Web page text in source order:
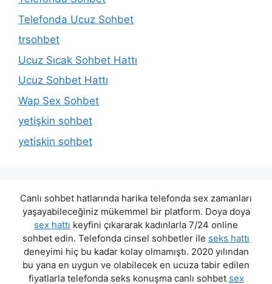
Telefonda Ucuz Sohbet
trsohbet
Ucuz Sıcak Sohbet Hattı
Ucuz Sohbet Hattı
Wap Sex Sohbet
yetişkin sohbet
yetiskin sohbet
Canlı sohbet hatlarında harika telefonda sex zamanları
yaşayabileceğiniz mükemmel bir platform. Doya doya
sex hattı keyfini çıkararak kadınlarla 7/24 online
sohbet edin. Telefonda cinsel sohbetler ile seks hattı
deneyimi hiç bu kadar kolay olmamıştı. 2020 yılından
bu yana en uygun ve olabilecek en ucuza tabir edilen
fiyatlarla telefonda seks konuşma canlı sohbet sex